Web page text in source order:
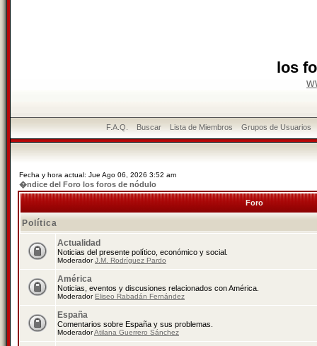
los
F.A.Q. Buscar Lista de Miembros Grupos de Usuarios
Fecha y hora actual: Jue Ago 06, 2026 3:52 am
�ndice del Foro los foros de nódulo
Foro
Política
Actualidad
Noticias del presente político, económico y social.
ModeradorJ.M. Rodríguez Pardo
América
Noticias, eventos y discusiones relacionados con América.
ModeradorEliseo Rabadán Fernández
España
Comentarios sobre España y sus problemas.
ModeradorAtilana Guerrero Sánchez